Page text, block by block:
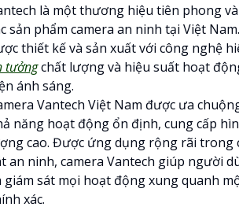
là một thương hiệu tiên phong
sản phẩm camera an ninh tại Việt
thiết kế và sản xuất với công nghệ
tưởngchất lượng và hiệu suất hoạt
ánh sáng.
Vantech Việt Nam được ưa
năng hoạt động ổn định, cung cấp
cao. Được ứng dụng rộng rãi trong
an ninh, camera Vantech giúp người
giám sát mọi hoạt động xung quanh
xác.